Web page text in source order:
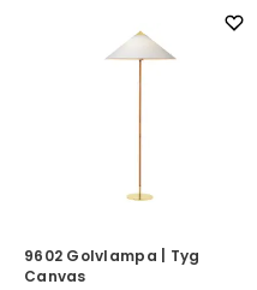
9602 Golvlampa | Tyg
Canvas